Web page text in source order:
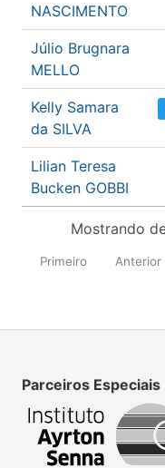
NASCIMENTO
Júlio Brugnara
MELLO
Kelly Samara
da SILVA
Lilian Teresa
Bucken GOBBI
Mostrando
Primeiro Anterior
Parceiros Especiais